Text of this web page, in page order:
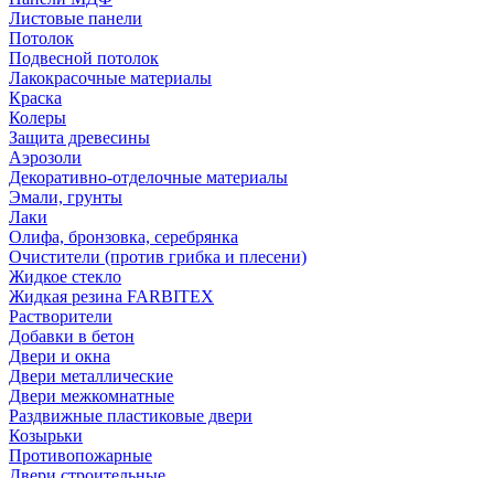
Листовые панели
Потолок
Подвесной потолок
Лакокрасочные материалы
Краска
Колеры
Защита древесины
Аэрозоли
Декоративно-отделочные материалы
Эмали, грунты
Лаки
Олифа, бронзовка, серебрянка
Очистители (против грибка и плесени)
Жидкое стекло
Жидкая резина FARBITEX
Растворители
Добавки в бетон
Двери и окна
Двери металлические
Двери межкомнатные
Раздвижные пластиковые двери
Козырьки
Противопожарные